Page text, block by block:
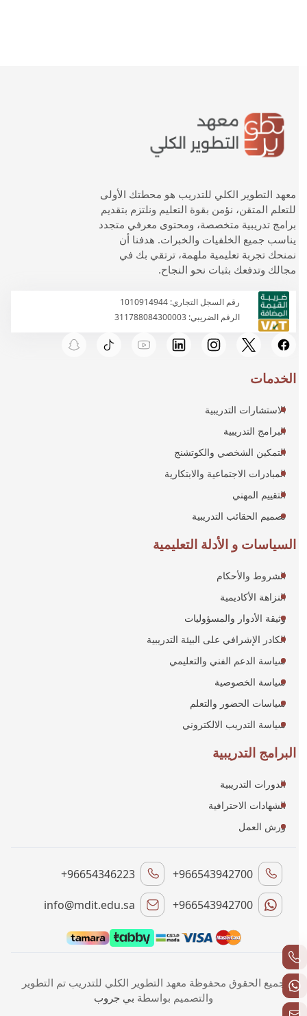
معهد التطوير الكلي للتدريب هو محطتك الأولى
للتعلم المتقن، نؤمن بقوة التعليم ونلتزم بتقديم
برامج تدريبية متخصصة، ومحتوى معرفي متجدد
يناسب جميع الخلفيات والخبرات. هدفنا أن
نمنحك تجربة تعليمية ملهمة، ترتقي بك في
مجالك وتدفعك بثبات نحو النجاح.
رقم السجل التجاري: 1010914944
الرقم الضريبي: 311788084300003
الخدمات
الاستشارات التدريبية
البرامج التدريبية
التمكين الشخصي والكوتشنج
المبادرات الاجتماعية والابتكارية
التقييم المهني
تصميم الحقائب التدريبية
السياسات و الأدلة التعليمية
الشروط والأحكام
النزاهة الأكاديمية
وثيقة الأدوار والمسؤوليات
الكادر الإشرافي على البيئة التدريبية
سياسة الدعم الفني والتعليمي
سياسة الخصوصية
سياسات الحضور والتعلم
سياسة التدريب الالكتروني
البرامج التدريبية
الدورات التدريبية
الشهادات الاحترافية
ورش العمل
+966543942700
+96654346223
+966543942700
info@mdit.edu.sa
جميع الحقوق محفوظة معهد التطوير الكلي للتدريب تم التطوير
والتصميم بواسطة بي جروب